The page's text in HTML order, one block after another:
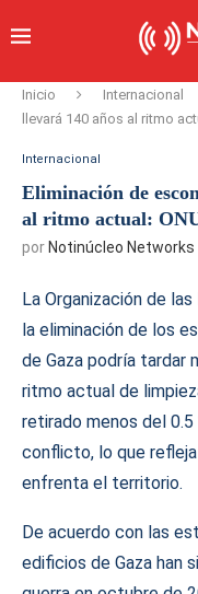
Inicio Internacional
llevará 140 años al ritmo
Internacional
Eliminación de
al ritmo actual:
por Notinúcleo Networks
La Organización de
la eliminación de los
de Gaza podría tardar
ritmo actual de
retirado menos del
conflicto, lo que
enfrenta el territorio.
De acuerdo con las
edificios de Gaza han